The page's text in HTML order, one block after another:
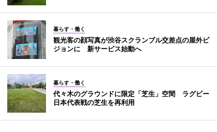
暮らす・働く
観光客の顔写真が渋谷スクランブル交差点の屋外ビ
ジョンに 新サービス始動へ
暮らす・働く
代々木のグラウンドに限定「芝生」空間 ラグビー
日本代表戦の芝生を再利用